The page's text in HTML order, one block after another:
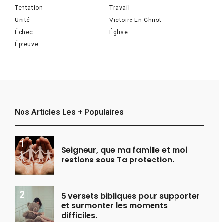
Tentation
Travail
Unité
Victoire En Christ
Échec
Église
Épreuve
Nos Articles Les + Populaires
Seigneur, que ma famille et moi
restions sous Ta protection.
5 versets bibliques pour supporter
et surmonter les moments
difficiles.